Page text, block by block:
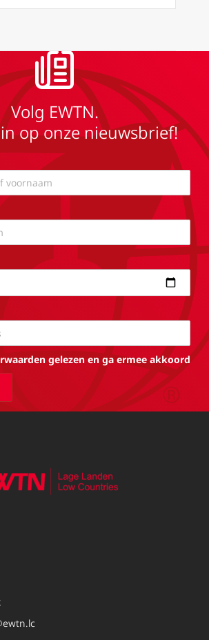
Volg EWTN.
op onze nieuwsbrief!
gelezen en ga ermee akkoord